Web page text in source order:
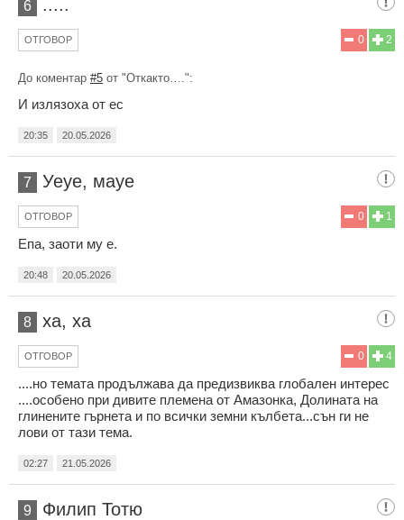
6 .....
2
0
ОТГОВОР
До коментар #5 от "Откакто….":
И излязоха от ес
20:35 20.05.2026
7 Уеуе, мауе
1
0
ОТГОВОР
Епа, заоти му е.
20:48 20.05.2026
8 ха, ха
4
0
ОТГОВОР
....но темата продължава да предизвиква глобален интерес
....особено при дивите племена от Амазонка, Долината на
глинените гърнета и по всички земни кълбета...сън ги не
лови от тази тема.
02:27 21.05.2026
9 Филип Тотю